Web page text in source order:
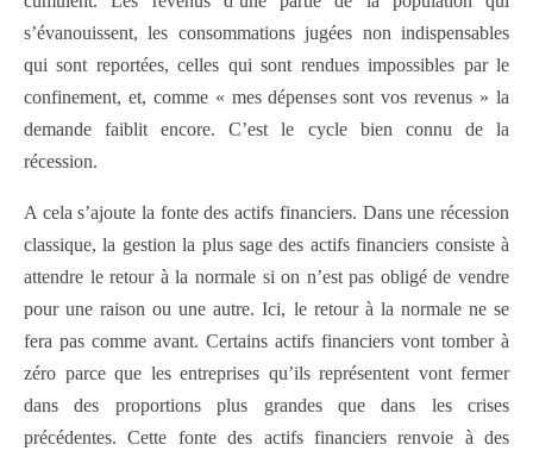
s’évanouissent, les consommations jugées non indispensables
qui sont reportées, celles qui sont rendues impossibles par le
confinement, et, comme « mes dépenses sont vos revenus » la
demande faiblit encore. C’est le cycle bien connu de la
récession.
A cela s’ajoute la fonte des actifs financiers. Dans une récession
classique, la gestion la plus sage des actifs financiers consiste à
attendre le retour à la normale si on n’est pas obligé de vendre
pour une raison ou une autre. Ici, le retour à la normale ne se
fera pas comme avant. Certains actifs financiers vont tomber à
zéro parce que les entreprises qu’ils représentent vont fermer
dans des proportions plus grandes que dans les crises
précédentes. Cette fonte des actifs financiers renvoie à des